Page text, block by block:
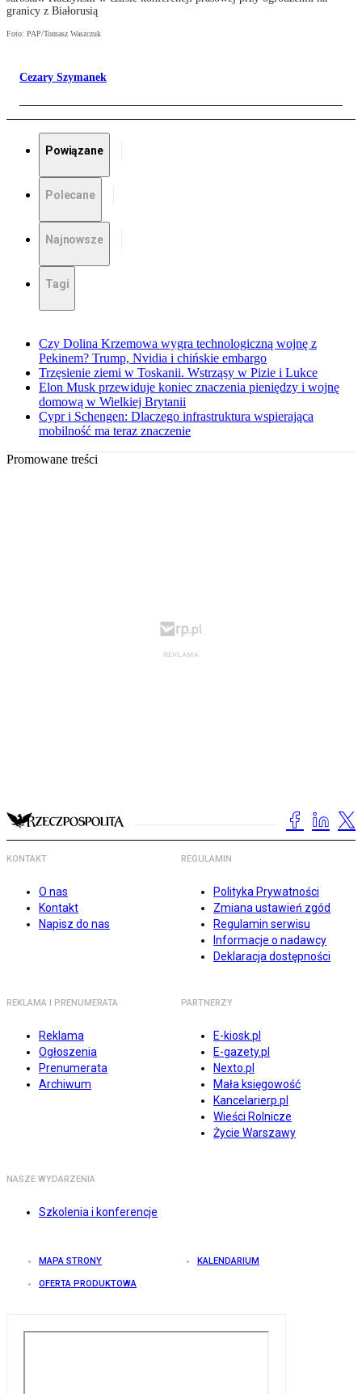
granicy z Białorusią
Foto: PAP/Tomasz Waszczuk
Cezary Szymanek
Powiązane
Polecane
Najnowsze
Tagi
Czy Dolina Krzemowa wygra technologiczną wojnę z
Pekinem? Trump, Nvidia i chińskie embargo
Trzęsienie ziemi w Toskanii. Wstrząsy w Pizie i Lukce
Elon Musk przewiduje koniec znaczenia pieniędzy i wojnę
domową w Wielkiej Brytanii
Cypr i Schengen: Dlaczego infrastruktura wspierająca
mobilność ma teraz znaczenie
Promowane treści
KONTAKT
O nas
Kontakt
Napisz do nas
REGULAMIN
Polityka Prywatności
Zmiana ustawień zgód
Regulamin serwisu
Informacje o nadawcy
Deklaracja dostępności
REKLAMA I PRENUMERATA
Reklama
Ogłoszenia
Prenumerata
Archiwum
PARTNERZY
E-kiosk.pl
E-gazety.pl
Nexto.pl
Mała księgowość
Kancelarierp.pl
Wieści Rolnicze
Życie Warszawy
NASZE WYDARZENIA
Szkolenia i konferencje
MAPA STRONY KALENDARIUM
OFERTA PRODUKTOWA